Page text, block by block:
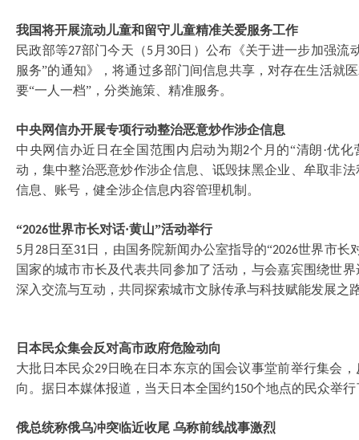
我国将开展流动儿童和留守儿童精准关爱服务工作
民政部等27部门今天（5 月 30日）公布《关于进一步加强流
服务”的通知》，将通过多部门间信息共享，对存在生活就
要“一人一档”，分类施策、精准服务。
中央网信办开展专项行动整治恶意炒作涉企信息
中央网信办近日在全国范围内启动为期2个月的“清朗·优
动，集中整治恶意炒作涉企信息、诋毁抹黑企业、牟取非
信息、账号，健全涉企信息内容管理机制。
“2026世界市长对话·黄山”活动举行
5月 28日至31日，由国务院新闻办公室指导的“2026世界市长
国家的城市市长及代表共同参加了活动，与会嘉宾围绕世
深入交流与互动，共同探索城市文脉传承与科技赋能发展之
日本民众集会反对高市政府危险动向
大批日本民众29日晚在日本东京的国会议事堂前举行集会
向。据日本媒体报道，当天日本全国约150个地点的民众举
俄总统称俄乌冲突临近收尾 乌称前线战事激烈